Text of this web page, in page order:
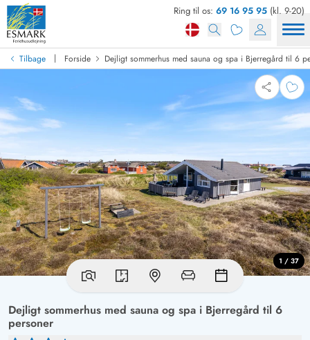
Ring til os: 69 16 95 95 (kl. 9-20)
Tilbage | Forside Dejligt sommerhus med sauna og spa i Bjerregård til 6
Dejligt sommerhus med sauna og spa i Bjerregård til 6
personer
1 / 37